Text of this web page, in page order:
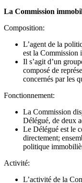
La Commission
Composition:
L’agent de la
est la Commission
Il s’agit d’un
composé de
concernés par les
Fonctionnement:
La Commission
Délégué, de deux
Le Délégué est le
directement;
politique
Activité:
L’activité de la